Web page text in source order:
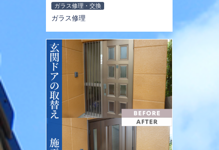
ガラス修理・交換
ガラス修理